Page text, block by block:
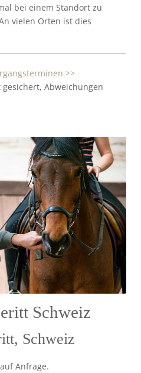
bei einem Standort zu
vielen Orten ist dies
>>
Abweichungen
Schweiz
Schweiz
Anfrage.